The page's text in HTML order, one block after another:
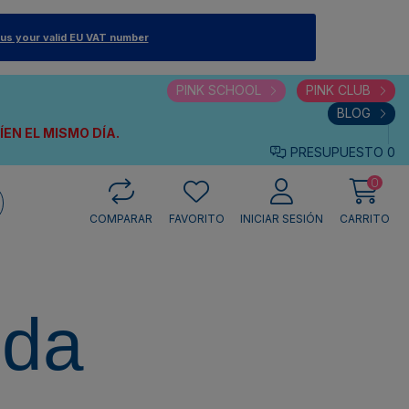
your valid EU VAT number
EL MISMO DÍA.
PINK SCHOOL
PINK CLUB
BLOG
PRESUPUESTO 0
COMPARAR FAVORITO INICIAR SESIÓN
0
CARRITO